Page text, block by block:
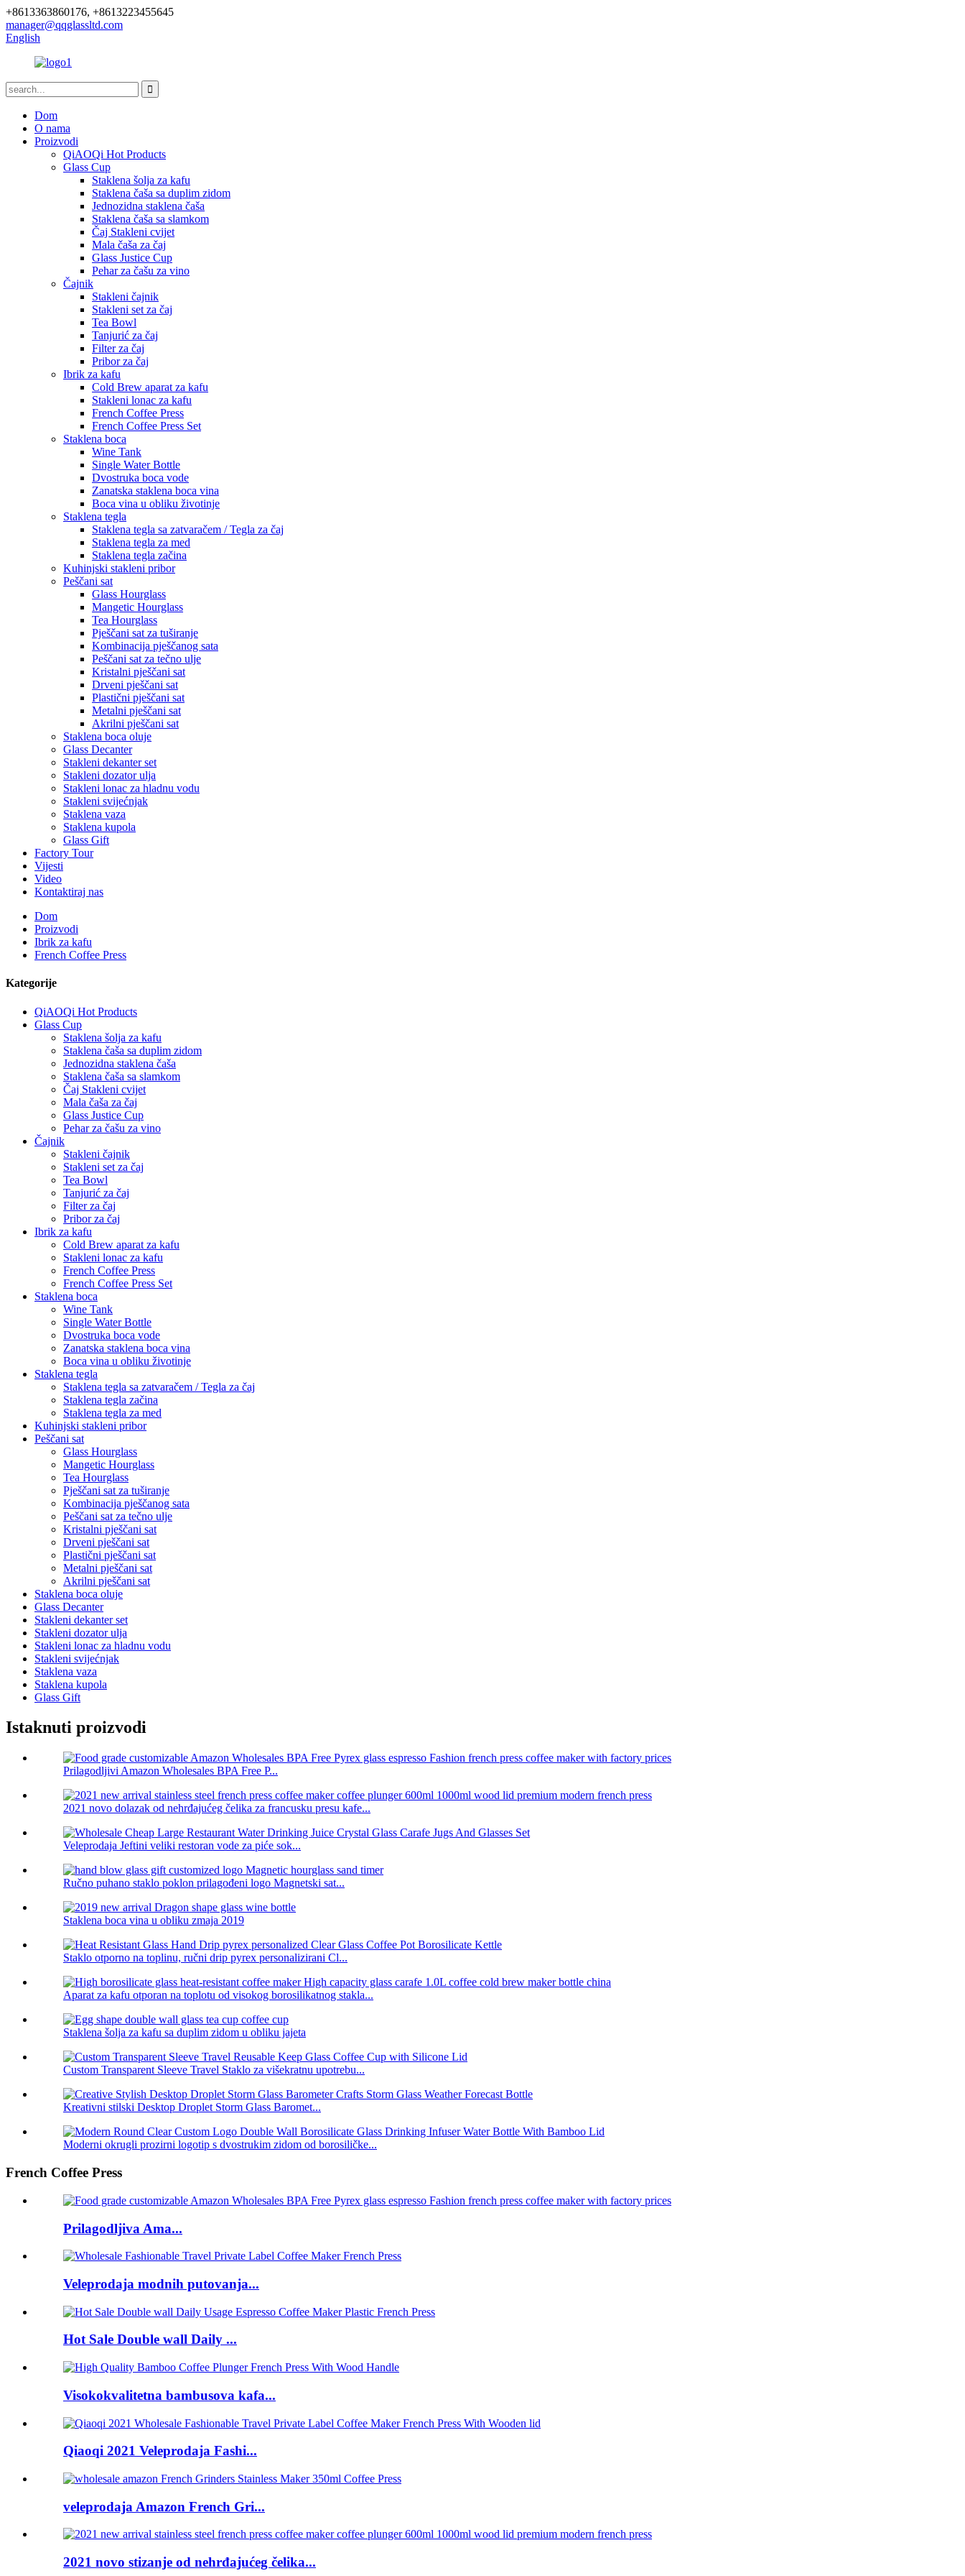
+8613363860176, +8613223455645
manager@qqglassltd.com
English
Dom
O nama
Proizvodi
QiAOQi Hot Products
Glass Cup
Staklena šolja za kafu
Staklena čaša sa duplim zidom
Jednozidna staklena čaša
Staklena čaša sa slamkom
Čaj Stakleni cvijet
Mala čaša za čaj
Glass Justice Cup
Pehar za čašu za vino
Čajnik
Stakleni čajnik
Stakleni set za čaj
Tea Bowl
Tanjurić za čaj
Filter za čaj
Pribor za čaj
Ibrik za kafu
Cold Brew aparat za kafu
Stakleni lonac za kafu
French Coffee Press
French Coffee Press Set
Staklena boca
Wine Tank
Single Water Bottle
Dvostruka boca vode
Zanatska staklena boca vina
Boca vina u obliku životinje
Staklena tegla
Staklena tegla sa zatvaračem / Tegla za čaj
Staklena tegla za med
Staklena tegla začina
Kuhinjski stakleni pribor
Peščani sat
Glass Hourglass
Mangetic Hourglass
Tea Hourglass
Pješčani sat za tuširanje
Kombinacija pješčanog sata
Peščani sat za tečno ulje
Kristalni pješčani sat
Drveni pješčani sat
Plastični pješčani sat
Metalni pješčani sat
Akrilni pješčani sat
Staklena boca oluje
Glass Decanter
Stakleni dekanter set
Stakleni dozator ulja
Stakleni lonac za hladnu vodu
Stakleni svijećnjak
Staklena vaza
Staklena kupola
Glass Gift
Factory Tour
Vijesti
Video
Kontaktiraj nas
Dom
Proizvodi
Ibrik za kafu
French Coffee Press
Kategorije
QiAOQi Hot Products
Glass Cup
Staklena šolja za kafu
Staklena čaša sa duplim zidom
Jednozidna staklena čaša
Staklena čaša sa slamkom
Čaj Stakleni cvijet
Mala čaša za čaj
Glass Justice Cup
Pehar za čašu za vino
Čajnik
Stakleni čajnik
Stakleni set za čaj
Tea Bowl
Tanjurić za čaj
Filter za čaj
Pribor za čaj
Ibrik za kafu
Cold Brew aparat za kafu
Stakleni lonac za kafu
French Coffee Press
French Coffee Press Set
Staklena boca
Wine Tank
Single Water Bottle
Dvostruka boca vode
Zanatska staklena boca vina
Boca vina u obliku životinje
Staklena tegla
Staklena tegla sa zatvaračem / Tegla za čaj
Staklena tegla začina
Staklena tegla za med
Kuhinjski stakleni pribor
Peščani sat
Glass Hourglass
Mangetic Hourglass
Tea Hourglass
Pješčani sat za tuširanje
Kombinacija pješčanog sata
Peščani sat za tečno ulje
Kristalni pješčani sat
Drveni pješčani sat
Plastični pješčani sat
Metalni pješčani sat
Akrilni pješčani sat
Staklena boca oluje
Glass Decanter
Stakleni dekanter set
Stakleni dozator ulja
Stakleni lonac za hladnu vodu
Stakleni svijećnjak
Staklena vaza
Staklena kupola
Glass Gift
Istaknuti proizvodi
Prilagodljivi Amazon Wholesales BPA Free P...
2021 novo dolazak od nehrđajućeg čelika za francusku presu kafe...
Veleprodaja Jeftini veliki restoran vode za piće sok...
Ručno puhano staklo poklon prilagođeni logo Magnetski sat...
Staklena boca vina u obliku zmaja 2019
Staklo otporno na toplinu, ručni drip pyrex personalizirani Cl...
Aparat za kafu otporan na toplotu od visokog borosilikatnog stakla...
Staklena šolja za kafu sa duplim zidom u obliku jajeta
Custom Transparent Sleeve Travel Staklo za višekratnu upotrebu...
Kreativni stilski Desktop Droplet Storm Glass Baromet...
Moderni okrugli prozirni logotip s dvostrukim zidom od borosiličke...
French Coffee Press
Prilagodljiva Ama...
Veleprodaja modnih putovanja...
Hot Sale Double wall Daily ...
Visokokvalitetna bambusova kafa...
Qiaoqi 2021 Veleprodaja Fashi...
veleprodaja Amazon French Gri...
2021 novo stizanje od nehrđajućeg čelika...